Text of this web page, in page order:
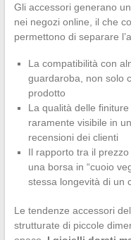
Gli accessori generano
nei negozi online, il che
permettono di separare
La compatibilità con
guardaroba, non solo
prodotto
La qualità delle
raramente visibile in
recensioni dei clienti
Il rapporto tra il
una borsa in “cuoio
stessa longevità di un
Le tendenze accessori
strutturate di piccole